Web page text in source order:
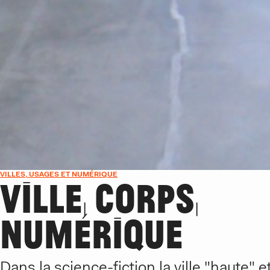
VILLES, USAGES ET NUMÉRIQUE
VILLE, CORPS,
NUMÉRIQUE